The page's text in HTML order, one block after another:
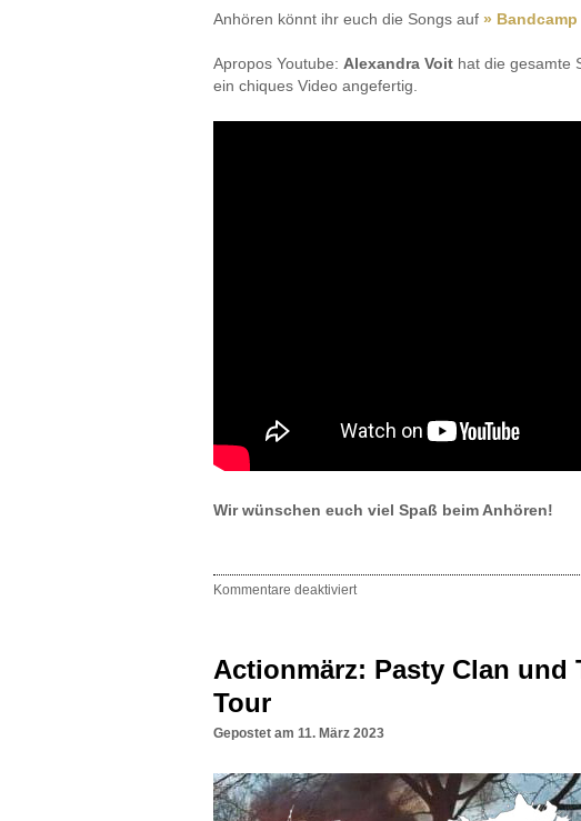
Anhören könnt ihr euch die Songs auf » Bandcamp
Apropos Youtube: Alexandra Voit hat die gesamte
ein chiques Video angefertig.
Wir wünschen euch viel Spaß beim Anhören!
Kommentare deaktiviert
Actionmärz: Pasty Clan und
Tour
Gepostet am 11. März 2023